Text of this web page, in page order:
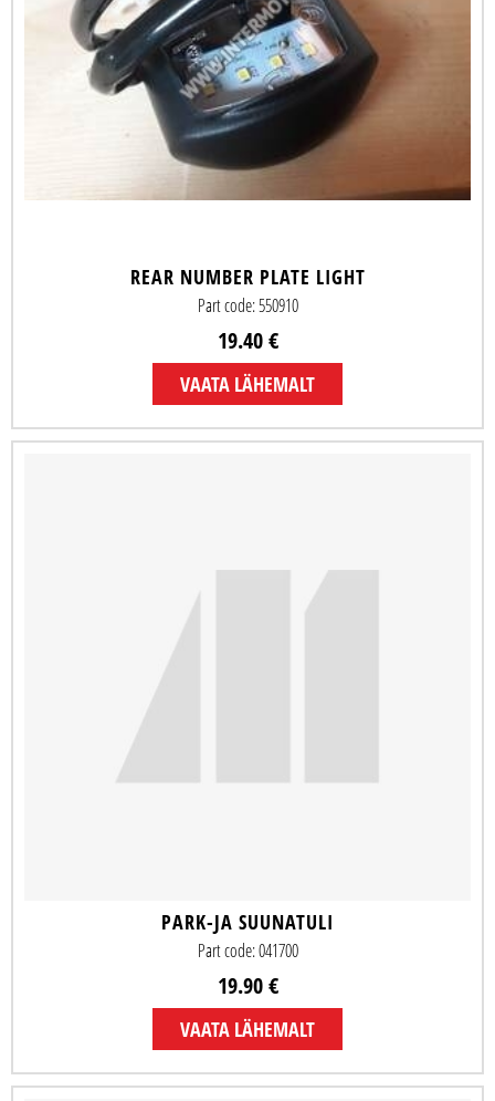
REAR NUMBER PLATE LIGHT
Part code: 550910
19.40 €
VAATA LÄHEMALT
PARK-JA SUUNATULI
Part code: 041700
19.90 €
VAATA LÄHEMALT